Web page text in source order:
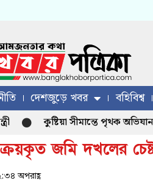
দেশজুড়ে খবর বহিবিশ্ব
কুষ্টিয়া সীমান্তে পৃথক অভিযান
ক্রয়কৃত জমি দখলের
অপরাহ্ণ